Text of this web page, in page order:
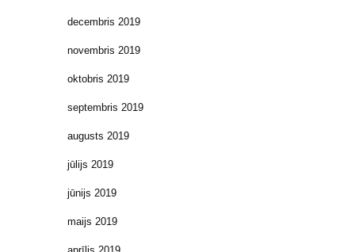
decembris 2019
novembris 2019
oktobris 2019
septembris 2019
augusts 2019
jūlijs 2019
jūnijs 2019
maijs 2019